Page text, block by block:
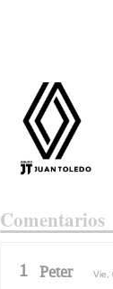
Comentarios
1 Peter Vie,